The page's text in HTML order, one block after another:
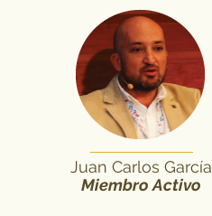
Juan Carlos García
Miembro Activo